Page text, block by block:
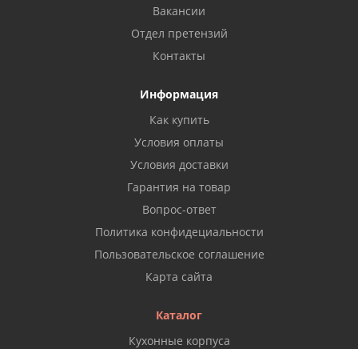
Вакансии
Отдел претензий
Контакты
Информация
Как купить
Условия оплаты
Условия доставки
Гарантия на товар
Вопрос-ответ
Политика конфидециальности
Пользовательское соглашение
Карта сайта
Каталог
Кухонные корпуса